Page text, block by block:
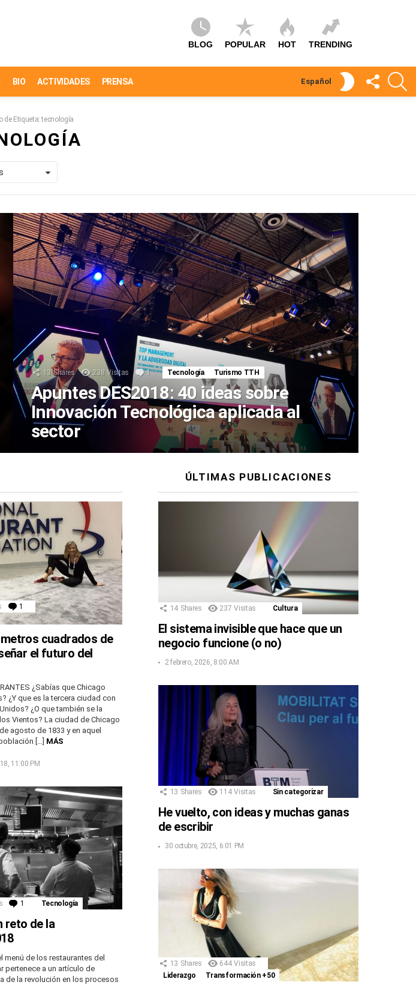
BLOG POPULAR HOT TRENDING
BIO ACTIVIDADES PRENSA Español
SKIN
SÍGUEME
de Etiqueta: tecnología
13 Shares 238 Visitas 1 Comentario
Tecnología Turismo TTH
Apuntes DES2018: 40 ideas sobre
Innovación Tecnológica aplicada al
sector
1
Comentario
metros cuadrados de
el futuro del
¿Sabías que Chicago
¿Y que es la tercera ciudad con
¿O que también se la
Vientos? La ciudad de Chicago
agosto de 1833 y en aquel
[…] MÁS
11:00 PM
1 Comentario
Tecnología
reto de la
menú de los restaurantes del
pertenece a un artículo de
de la revolución en los procesos
ÚLTIMAS PUBLICACIONES
14 Shares 237 Visitas Cultura
El sistema invisible que hace que un
negocio funcione (o no)
2 febrero, 2026, 8:00 AM
13 Shares 114 Visitas Sin categorizar
He vuelto, con ideas y muchas ganas
de escribir
30 octubre, 2025, 6:01 PM
13 Shares 644 Visitas
Liderazgo
Transformación +50